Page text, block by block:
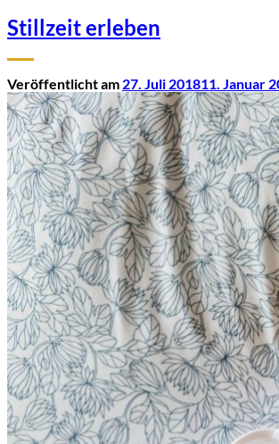
Stillzeit erleben
Veröffentlicht am 27. Juli 201811. Januar